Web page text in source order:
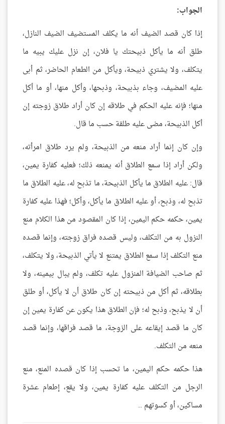
الجواب:
إذا كان قصد الضيف أنه ما يكلف المستضيف الضيف النازل،
طلق أنه ما يأكل ذبيحتك يا فلان، إن نزل عليك يبيه ما
يتكلف، ولا يشتري ذبيحة، ويأكل من الطعام الحاضر، ثم أبى
عليه المضيف، وجاء بذبيحة، وذبحها، وأكل منها، أو ما أكل
منها؛ فإنه عليه الحكم في طلاقه إن كان أراد طلاق زوجته إن
أكل الذبيحة، مضى عليه طلقة حسب ما قال.
وإن كان إنما أراد منعه من الذبيحة، ولم يرد طلاق امرأته،
ولكن أراد إذا سمع الطلاق أنه يمنعه ذلك؛ فعليه كفارة يمين،
قال: عليه الطلاق ما يأكل الذبيحة، ما تذبح له، عليه الطلاق ما
تذبح له، وذبح، أو عليه الطلاق ما يأكل، وأكل؛ فهذا عليه كفارة
يمين، حكمه حكم اليمين، إذا كان المقصود من هذا الكلام منع
النزول به من التكلف، وليس قصده فراق زوجته، وإنما قصده
منع التكلف إذا سمع الطلاق يمتنع لا يأتي الذبيحة، ولا يتكلف،
ثم صاحب الضيافة المنزول عليه تكلف، ولم يبال بيمينه، ولا
بطلاقه، ثم أكل من ذبيحته إن كان طلاق أن لا يأكل، أو طلق
أن لا يذبح، وذبح له؛ فإن الطلاق هذا يكون عن كفارة يمين إن
كان ما قصد إيقاعه على الزوجة، ما قصد فراقها، وإنما قصد
منعه من التكلف.
هذا حكمه حكم اليمين، ما تحسب إذا كان قصده المنع، منع
الرجل من التكلف عليه كفارة يمين، ولا يقع، إطعام عشرة
مساكين، أو كسوتهم ..